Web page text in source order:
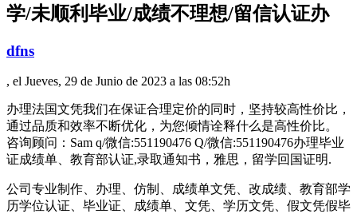
学/未顺利毕业/成绩不理想/留信认证办
dfns
, el Jueves, 29 de Junio de 2023 a las 08:52h
办理法国文凭我们在保证合理定价的同时，坚持较高性价比，
通过品质和效率不断优化，为您倾情诠释什么是高性价比。
咨询顾问：Sam q/微信:551190476 Q/微信:551190476办理毕业
证成绩单、教育部认证,录取通知书，雅思，留学回国证明.
公司专业制作、办理、仿制、成绩单文凭、改成绩、教育部学
历学位认证、毕业证、成绩单、文凭、学历文凭、假文凭假毕